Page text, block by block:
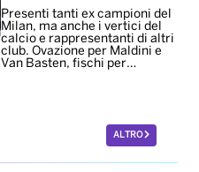
Presenti tanti ex campioni del
Milan, ma anche i vertici del
calcio e rappresentanti di altri
club. Ovazione per Maldini e
Van Basten, fischi per…
ALTRO